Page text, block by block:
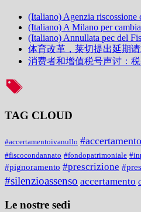
(Italiano) Agenzia riscossione
(Italiano) A Milano per
(Italiano) Annullata pec del
体育改革，莱切提出延期
消费者和增值税号声讨：
TAG CLOUD
#accertamentoivanullo
#fiscocondannato #fondopatrimoniale
#pignoramento #prescrizione
#silenzioassenso accertamento
Le nostre sedi